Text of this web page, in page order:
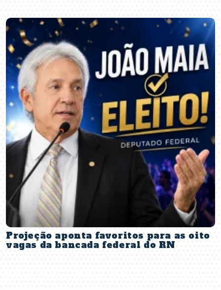
Projeção aponta favoritos para as oito
vagas da bancada federal do RN